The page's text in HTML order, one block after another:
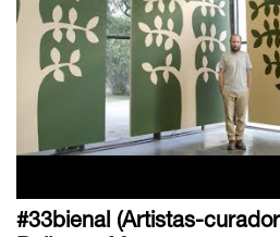
#33bienal (Artistas-